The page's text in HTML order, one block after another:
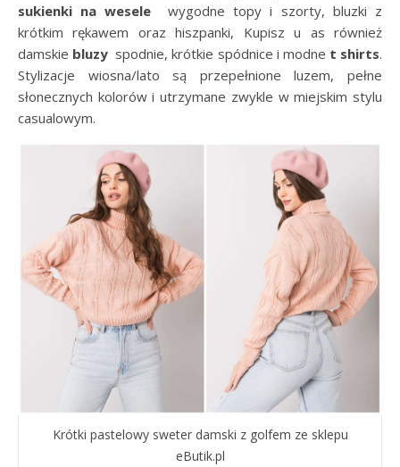
sukienki na wesele wygodne topy i szorty, bluzki z
krótkim rękawem oraz hiszpanki, Kupisz u as również
damskie bluzy spodnie, krótkie spódnice i modne t shirts.
Stylizacje wiosna/lato są przepełnione luzem, pełne
słonecznych kolorów i utrzymane zwykle w miejskim stylu
casualowym.
Krótki pastelowy sweter damski z golfem ze sklepu
eButik.pl